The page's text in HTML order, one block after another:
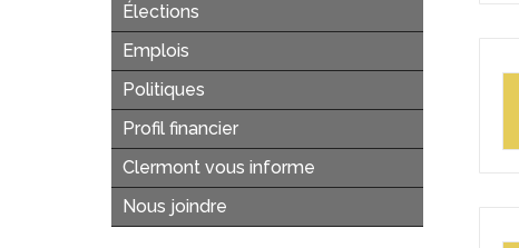
Élections
Emplois
Politiques
Profil financier
Clermont vous informe
Nous joindre